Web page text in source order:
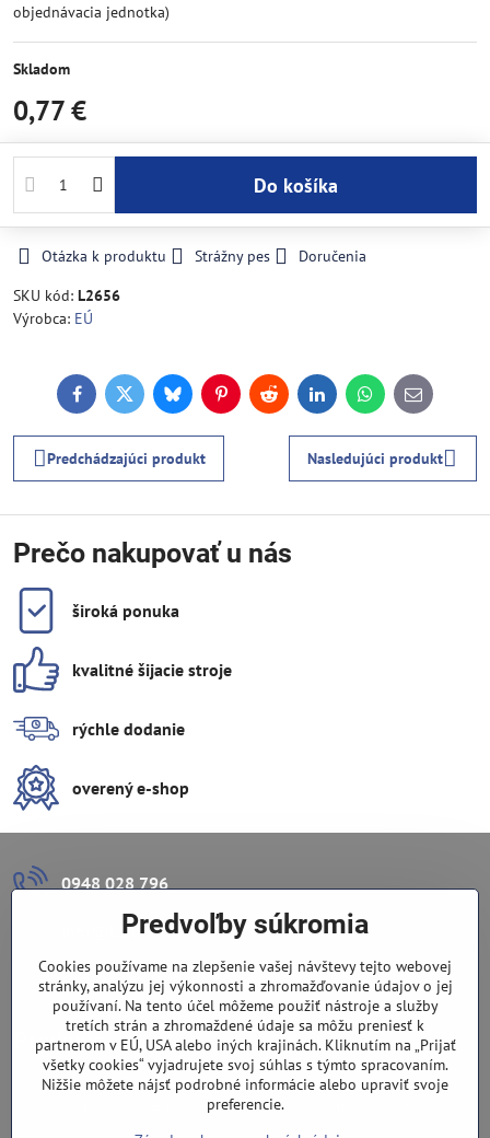
objednávacia jednotka)
Skladom
0,77 €
Do košíka
Otázka k produktu Strážny pes
Doručenia
SKU kód: L2656
Výrobca: EÚ
FacebookTwitterBlueskyPinterestReddit LinkedInWhatsApp
E-
mail
Predchádzajúci produkt Nasledujúci produkt
Prečo nakupovať u nás
široká ponuka
kvalitné šijacie stroje
rýchle dodanie
overený e-shop
0948 028 796
info​@lazuli​.sk
Lazuli s​.r​.o​.
Predajňa
Nové Zámky, Pri gymnáziu 6
(slepá ulica), v tesnej blízkosti centra mesta, parkovanie v ulici
Predvoľby súkromia
Cookies používame na zlepšenie vašej návštevy tejto webovej
stránky, analýzu jej výkonnosti a zhromažďovanie údajov o jej
používaní. Na tento účel môžeme použiť nástroje a služby
tretích strán a zhromaždené údaje sa môžu preniesť k
partnerom v EÚ, USA alebo iných krajinách. Kliknutím na „Prijať
všetky cookies“ vyjadrujete svoj súhlas s týmto spracovaním.
Nižšie môžete nájsť podrobné informácie alebo upraviť svoje
preferencie.